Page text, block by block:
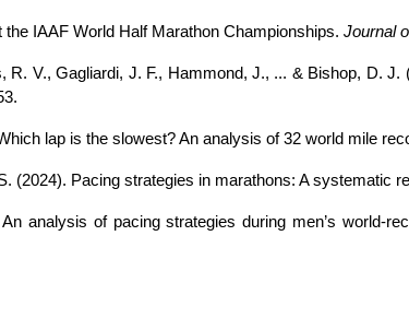
IAAF World Half Marathon Championships. Journal
lap is the slowest? An analysis of 32 world mile
(2024). Pacing strategies in marathons: A systematic
analysis of pacing strategies during men’s world-